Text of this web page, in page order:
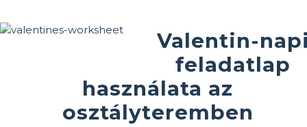
Valentin-
feladatlap
használata az
osztályteremben